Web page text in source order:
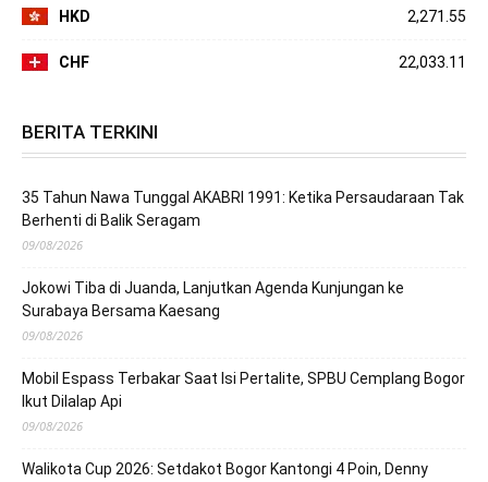
HKD 2,271.55
CHF 22,033.11
BERITA TERKINI
35 Tahun Nawa Tunggal AKABRI 1991: Ketika Persaudaraan Tak
Berhenti di Balik Seragam
09/08/2026
Jokowi Tiba di Juanda, Lanjutkan Agenda Kunjungan ke
Surabaya Bersama Kaesang
09/08/2026
Mobil Espass Terbakar Saat Isi Pertalite, SPBU Cemplang Bogor
Ikut Dilalap Api
09/08/2026
Walikota Cup 2026: Setdakot Bogor Kantongi 4 Poin, Denny